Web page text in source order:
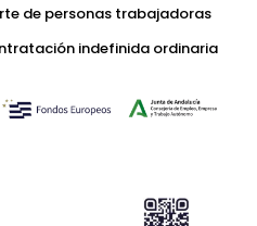
de personas trabajadoras
indefinida ordinaria